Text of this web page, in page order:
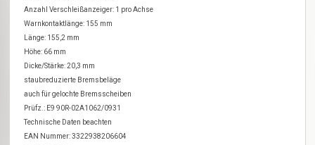
Anzahl Verschleißanzeiger: 1 pro Achse
Warnkontaktlänge: 155 mm
Länge: 155,2 mm
Höhe: 66 mm
Dicke/Stärke: 20,3 mm
staubreduzierte Bremsbeläge
auch für gelochte Bremsscheiben
Prüfz.: E9 90R-02A1062/0931
Technische Daten beachten
EAN Nummer: 3322938206604